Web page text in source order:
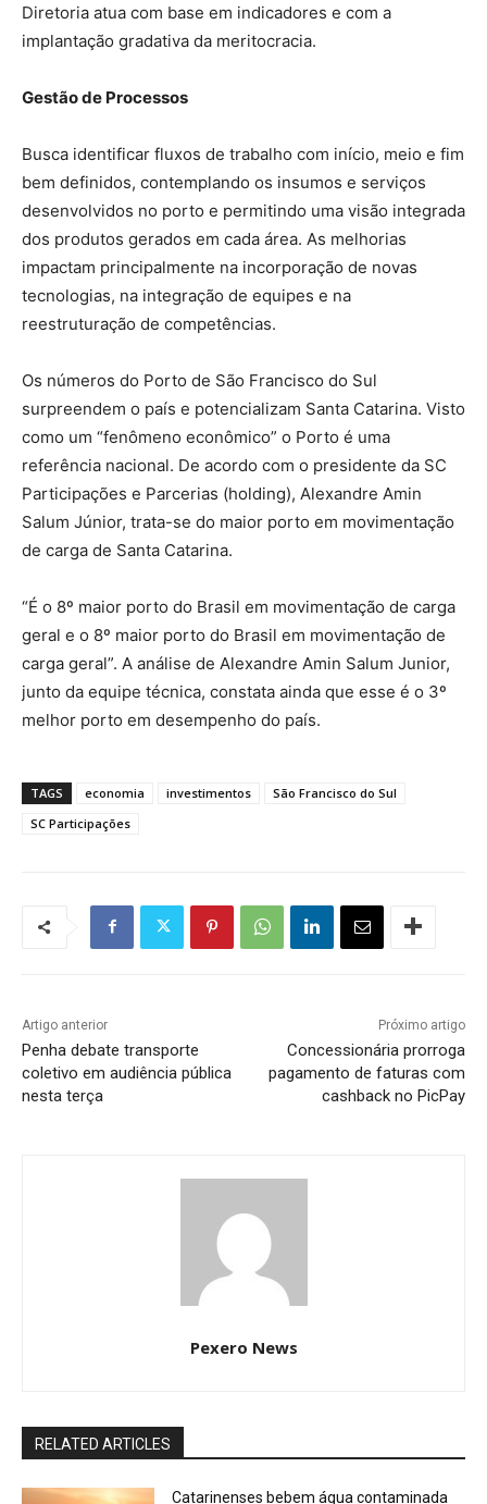
Diretoria atua com base em indicadores e com a
implantação gradativa da meritocracia.
Gestão de Processos
Busca identificar fluxos de trabalho com início, meio e fim
bem definidos, contemplando os insumos e serviços
desenvolvidos no porto e permitindo uma visão integrada
dos produtos gerados em cada área. As melhorias
impactam principalmente na incorporação de novas
tecnologias, na integração de equipes e na
reestruturação de competências.
Os números do Porto de São Francisco do Sul
surpreendem o país e potencializam Santa Catarina. Visto
como um “fenômeno econômico” o Porto é uma
referência nacional. De acordo com o presidente da SC
Participações e Parcerias (holding), Alexandre Amin
Salum Júnior, trata-se do maior porto em movimentação
de carga de Santa Catarina.
“É o 8º maior porto do Brasil em movimentação de carga
geral e o 8º maior porto do Brasil em movimentação de
carga geral”. A análise de Alexandre Amin Salum Junior,
junto da equipe técnica, constata ainda que esse é o 3º
melhor porto em desempenho do país.
TAGS economia investimentos
São Francisco do Sul
SC Participações
Artigo anterior
Penha debate transporte
coletivo em audiência pública
nesta terça
Próximo artigo
Concessionária prorroga
pagamento de faturas com
cashback no PicPay
Pexero News
RELATED ARTICLES
Catarinenses bebem água contaminada